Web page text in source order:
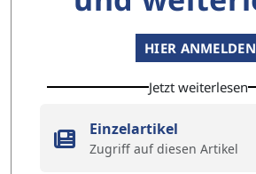
HIER ANMELDEN
Jetzt weiterlesen
Einzelartikel
Zugriff auf diesen Artikel